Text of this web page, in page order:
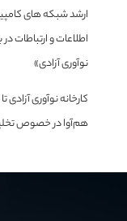
ارشد شبکه های
اطلاعات و ارتباطاتدر
نوآوری آزادی»
کارخانه نوآوری آزادی تا ۳۰ روز دیگر تعطیل می‌شود
هم‌آوا در خصوص